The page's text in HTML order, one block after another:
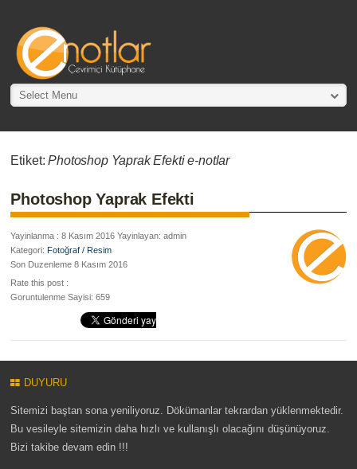
Select Menu
Etiket:Photoshop Yaprak Efekti e-notlar
Photoshop Yaprak Efekti
Yayinlanma : 8 Kasım 2016 Yayinlayan: admin
Kategori: Fotoğraf / Resim
Son Duzenleme 8 Kasım 2016
Rate this post :
Goruntulenme Sayisi: 659
DUYURU
Sitemizi baştan sona yeniliyoruz. Dökümanlar tekrardan yüklenmektedir.
Bu vesileyle sitemizin daha hızlı ve kullanışlı olacağını düşünüyoruz.
Bizi takibe devam edin !!!